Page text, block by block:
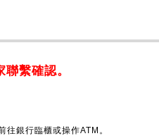
繫確認。
銀行臨櫃或操作ATM。